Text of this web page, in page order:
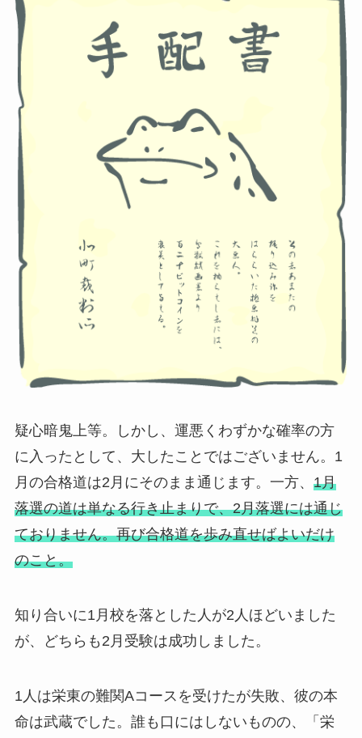
疑心暗鬼上等。しかし、運悪くわずかな確率の方
に入ったとして、大したことではございません。1
月の合格道は2月にそのまま通じます。一方、 1月
落選の道は単なる行き止まりで、2月落選には通じ
ておりません。再び合格道を歩み直せばよいだけ
のこと。
知り合いに1月校を落とした人が2人ほどいました
が、どちらも2月受験は成功しました。
1人は栄東の難関Aコースを受けたが失敗、彼の本
命は武蔵でした。誰も口にはしないものの、「栄